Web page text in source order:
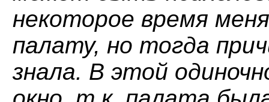
некоторое время
палату, но тогда
знала. В этой